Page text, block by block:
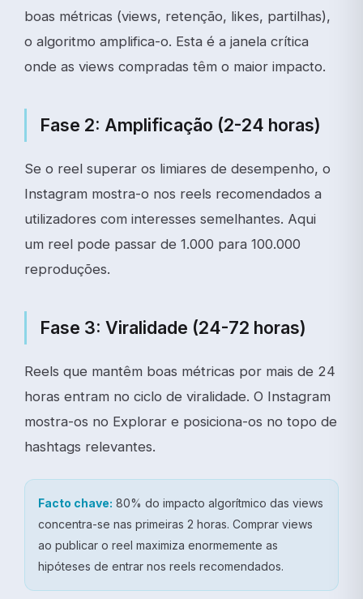
boas métricas (views, retenção, likes, partilhas),
o algoritmo amplifica-o. Esta é a janela crítica
onde as views compradas têm o maior impacto.
Fase 2: Amplificação (2-24 horas)
Se o reel superar os limiares de desempenho, o
Instagram mostra-o nos reels recomendados a
utilizadores com interesses semelhantes. Aqui
um reel pode passar de 1.000 para 100.000
reproduções.
Fase 3: Viralidade (24-72 horas)
Reels que mantêm boas métricas por mais de 24
horas entram no ciclo de viralidade. O Instagram
mostra-os no Explorar e posiciona-os no topo de
hashtags relevantes.
Facto chave: 80% do impacto algorítmico das views
concentra-se nas primeiras 2 horas. Comprar views
ao publicar o reel maximiza enormemente as
hipóteses de entrar nos reels recomendados.